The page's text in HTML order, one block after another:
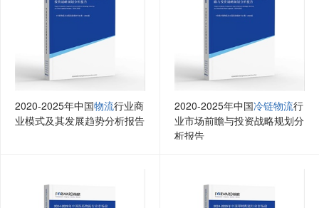
2020-2025年中国物流行业商
业模式及其发展趋势分析报告
2020-2025年中国冷链物流行
业市场前瞻与投资战略规划分
析报告